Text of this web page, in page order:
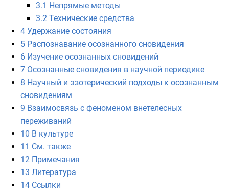
3.1 Непрямые методы
3.2 Технические средства
4 Удержание состояния
5 Распознавание осознанного сновидения
6 Изучение осознанных сновидений
7 Осознанные сновидения в научной периодике
8 Научный и эзотерический подходы к осознанным
сновидениям
9 Взаимосвязь с феноменом внетелесных
переживаний
10 В культуре
11 См. также
12 Примечания
13 Литература
14 Ссылки